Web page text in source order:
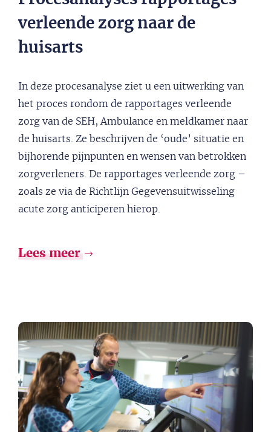
verleende zorg naar de
huisarts
In deze procesanalyse ziet u een uitwerking van
het proces rondom de rapportages verleende
zorg van de SEH, Ambulance en meldkamer naar
de huisarts. Ze beschrijven de ‘oude’ situatie en
bijhorende pijnpunten en wensen van betrokken
zorgverleners. De rapportages verleende zorg –
zoals ze via de Richtlijn Gegevensuitwisseling
acute zorg anticiperen hierop.
Lees meer